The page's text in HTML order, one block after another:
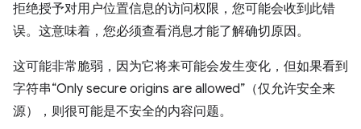
拒绝授予对用户位置信息的访问权限，您可能会收到此错
误。这意味着，您必须查看消息才能了解确切原因。
这可能非常脆弱，因为它将来可能会发生变化，但如果看到
字符串“Only secure origins are allowed”（仅允许安全来
源），则很可能是不安全的内容问题。